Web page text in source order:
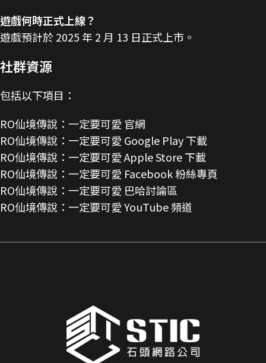
遊戲何時正式上線？
遊戲預計於 2025 年 2 月 13 日正式上市。
社群資源
包括以下項目：
RO仙境傳說：一定要可愛 官網
RO仙境傳說：一定要可愛 Google Play 下載
RO仙境傳說：一定要可愛 Apple Store 下載
RO仙境傳說：一定要可愛 Facebook 粉絲專頁
RO仙境傳說：一定要可愛 巴哈討論區
RO仙境傳說：一定要可愛 YouTube 頻道